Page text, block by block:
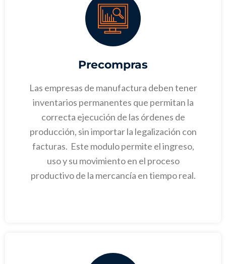
Precompras
Las empresas de manufactura deben tener
inventarios permanentes que permitan la
correcta ejecución de las órdenes de
producción, sin importar la legalización con
facturas. Este modulo permite el ingreso,
uso y su movimiento en el proceso
productivo de la mercancía en tiempo real.